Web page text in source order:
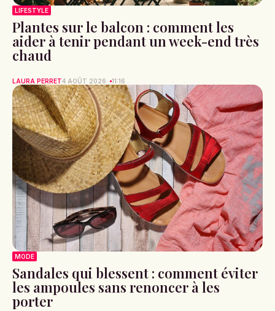
LIFESTYLE
Plantes sur le balcon : comment les
aider à tenir pendant un week-end très
chaud
LAURA PERRET4 AOÛT 2026 11:16
MODE
Sandales qui blessent : comment éviter
les ampoules sans renoncer à les
porter